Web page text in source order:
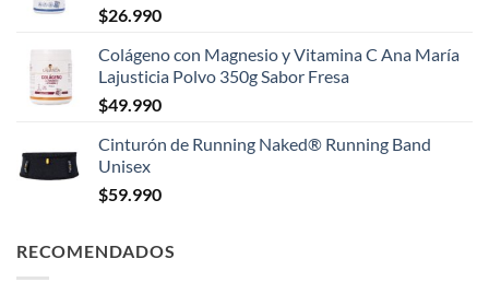
$26.990
Colágeno con Magnesio y Vitamina C Ana María
Lajusticia Polvo 350g Sabor Fresa
$49.990
Cinturón de Running Naked® Running Band
Unisex
$59.990
RECOMENDADOS